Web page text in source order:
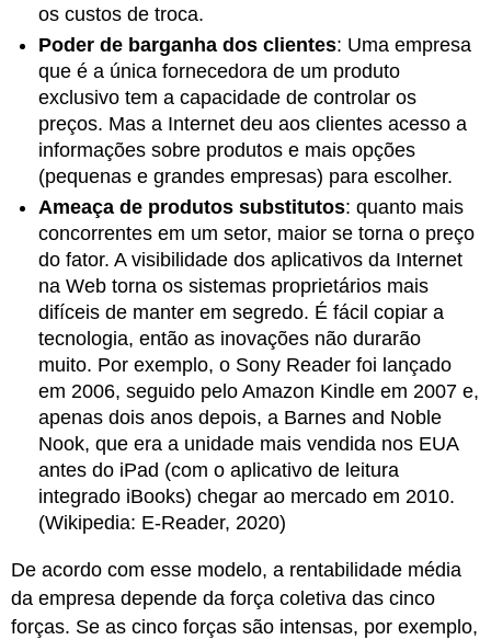
os custos de troca.
Poder de barganha dos clientes: Uma empresa
que é a única fornecedora de um produto
exclusivo tem a capacidade de controlar os
preços. Mas a Internet deu aos clientes acesso a
informações sobre produtos e mais opções
(pequenas e grandes empresas) para escolher.
Ameaça de produtos substitutos: quanto mais
concorrentes em um setor, maior se torna o preço
do fator. A visibilidade dos aplicativos da Internet
na Web torna os sistemas proprietários mais
difíceis de manter em segredo. É fácil copiar a
tecnologia, então as inovações não durarão
muito. Por exemplo, o Sony Reader foi lançado
em 2006, seguido pelo Amazon Kindle em 2007 e,
apenas dois anos depois, a Barnes and Noble
Nook, que era a unidade mais vendida nos EUA
antes do iPad (com o aplicativo de leitura
integrado iBooks) chegar ao mercado em 2010.
(Wikipedia: E-Reader, 2020)
De acordo com esse modelo, a rentabilidade média
da empresa depende da força coletiva das cinco
forças. Se as cinco forças são intensas, por exemplo,